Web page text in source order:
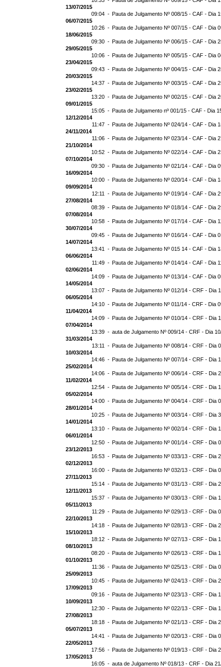
13/07/2015
09:04 - Pauta de Julgamento Nº 008/15 - CAF - Dia
06/07/2015
10:26 - Pauta de Julgamento Nº 007/15 - CAF - Dia
18/06/2015
09:30 - Pauta de Julgamento Nº 006/15 - CAF - Dia
29/05/2015
10:06 - Pauta de Julgamento Nº 005/15 - CAF - Dia
23/04/2015
09:43 - Pauta de Julgamento Nº 004/15 - CAF - Dia
20/03/2015
14:37 - Pauta de Julgamento Nº 003/15 - CAF - Dia
23/02/2015
13:20 - Pauta de Julgamento Nº 002/15 - CAF - Dia
09/01/2015
15:05 - Pauta de Julgamento nº 001/15 - CAF - Dia
12/12/2014
11:47 - Pauta de Julgamento Nº 024/14 - CAF - Dia
24/11/2014
11:06 - Pauta de Julgamento Nº 023/14 - CAF - Dia
21/10/2014
10:52 - Pauta de Julgamento Nº 022/14 - CAF - Dia
07/10/2014
09:30 - Pauta de Julgamento Nº 021/14 - CAF - Dia
16/09/2014
10:00 - Pauta de Julgamento Nº 020/14 - CAF - Dia
09/09/2014
12:11 - Pauta de Julgamento Nº 019/14 - CAF - Dia
27/08/2014
08:39 - Pauta de Julgamento Nº 018/14 - CAF - Dia
07/08/2014
10:58 - Pauta de Julgamento Nº 017/14 - CAF - Dia
30/07/2014
09:45 - Pauta de Julgamento Nº 016/14 - CAF - Dia
14/07/2014
13:41 - Pauta de Julgamento Nº 015 14 - CAF - Dia
06/06/2014
11:49 - Pauta de Julgamento Nº 014/14 - CAF - Dia
02/06/2014
14:09 - Pauta de Julgamento Nº 013/14 - CAF - Dia
14/05/2014
13:07 - Pauta de Julgamento Nº 012/14 - CRF - Dia
06/05/2014
14:10 - Pauta de Julgamento Nº 011/14 - CRF - Dia
11/04/2014
14:09 - Pauta de Julgamento Nº 010/14 - CRF - Dia
07/04/2014
13:39 - auta de Julgamento Nº 009/14 - CRF - Dia
31/03/2014
13:11 - Pauta de Julgamento Nº 008/14 - CRF - Dia
10/03/2014
14:46 - Pauta de Julgamento Nº 007/14 - CRF - Dia
25/02/2014
14:06 - Pauta de Julgamento Nº 006/14 - CRF - Dia
11/02/2014
12:54 - Pauta de Julgamento Nº 005/14 - CRF - Dia
05/02/2014
14:00 - Pauta de Julgamento Nº 004/14 - CRF - Dia
28/01/2014
10:25 - Pauta de Julgamento Nº 003/14 - CRF - Dia
14/01/2014
13:10 - Pauta de Julgamento Nº 002/14 - CRF - Dia
06/01/2014
12:50 - Pauta de Julgamento Nº 001/14 - CRF - Dia
23/12/2013
16:53 - Pauta de Julgamento Nº 033/13 - CRF - Dia
02/12/2013
16:00 - Pauta de Julgamento Nº 032/13 - CRF - Dia
27/11/2013
15:14 - Pauta de Julgamento Nº 031/13 - CRF - Dia
12/11/2013
15:37 - Pauta de Julgamento Nº 030/13 - CRF - Dia
05/11/2013
11:29 - Pauta de Julgamento Nº 029/13 - CRF - Dia
22/10/2013
14:18 - Pauta de Julgamento Nº 028/13 - CRF - Dia
15/10/2013
18:12 - Pauta de Julgamento Nº 027/13 - CRF - Dia
08/10/2013
08:20 - Pauta de Julgamento Nº 026/13 - CRF - Dia
01/10/2013
11:36 - Pauta de Julgamento Nº 025/13 - CRF - Dia
25/09/2013
10:45 - Pauta de Julgamento Nº 024/13 - CRF - Dia
17/09/2013
09:16 - Pauta de Julgamento Nº 023/13 - CRF - Dia
10/09/2013
12:30 - Pauta de Julgamento Nº 022/13 - CRF - Dia
27/08/2013
18:18 - Pauta de Julgamento Nº 021/13 - CRF - Dia
05/07/2013
14:41 - Pauta de Julgamento Nº 020/13 - CRF - Dia
22/05/2013
17:56 - Pauta de Julgamento Nº 019/13 - CRF - Dia
17/05/2013
16:05 - auta de Julgamento Nº 018/13 - CRF - Dia